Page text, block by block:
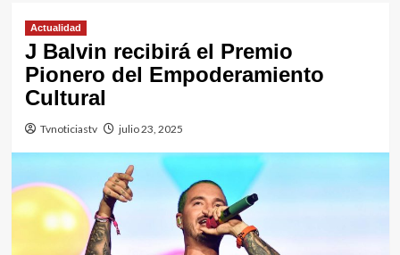
Actualidad
J Balvin recibirá el Premio
Pionero del Empoderamiento
Cultural
Tvnoticiastv julio 23, 2025